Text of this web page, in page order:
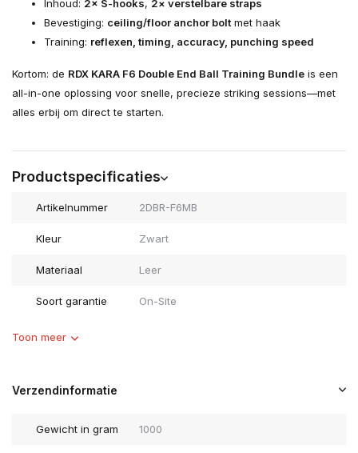
Inhoud: 2× S-hooks, 2× verstelbare straps
Bevestiging: ceiling/floor anchor boltmet haak
Training: reflexen, timing, accuracy, punching speed
Kortom: de RDX KARA F6 Double End Ball Training Bundle is een
all-in-one oplossing voor snelle, precieze striking sessions—met
alles erbij om direct te starten.
Productspecificaties
Artikelnummer 2DBR-F6MB
Kleur Zwart
Materiaal Leer
Soort garantie On-Site
Toon meer
Verzendinformatie
Gewicht in gram 1000